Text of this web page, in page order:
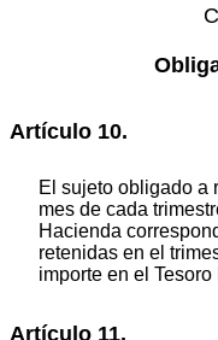
Artículo 10.
El sujeto obligado a
mes de cada
Hacienda
retenidas en el
importe en el Tesoro
Artículo 11.